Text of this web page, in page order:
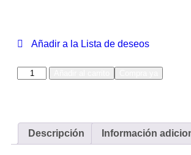
Añadir a la Lista de deseos
Descripción Información